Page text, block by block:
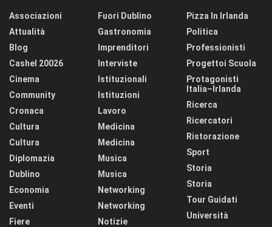
Associazioni
Attualità
Blog
Cashel 20026
Cinema
Community
Cronaca
Cultura
Cultura
Diplomazia
Dublino
Economia
Eventi
Fiere
Fuori Dublino
Gastronomia
Imprenditori
Interviste
Istituzionali
Istituzioni
Lavoro
Medicina
Medicina
Musica
Musica
Networking
Networking
Notizie
Pizza In Irlanda
Politica
Professionisti
Progettoi Scuola
Protagonisti
Italia–Irlanda
Ricerca
Ricercatori
Ristorazione
Sport
Storia
Storia
Tour Guidati
Università